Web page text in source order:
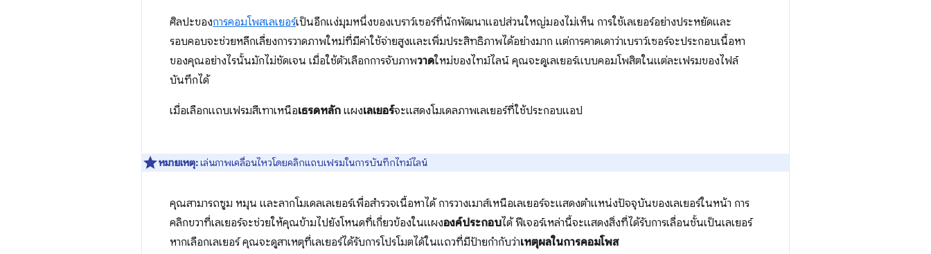
ศิลปะของการคอมโพสเลเยอร์เป็นอีกแง่มุมหนึ่งของเบราว์เซอร์ที่นักพัฒนาแอปส่วนใหญ่มองไม่เห็น การใช้เลเยอร์อย่างประหยัดและ
รอบคอบจะช่วยหลีกเลี่ยงการวาดภาพใหม่ที่มีค่าใช้จ่ายสูงและเพิ่มประสิทธิภาพได้อย่างมาก แต่การคาดเดาว่าเบราว์เซอร์จะประกอบเนื้อหา
ของคุณอย่างไรนั้นมักไม่ชัดเจน เมื่อใช้ตัวเลือกการจับภาพวาดใหม่ของไทม์ไลน์ คุณจะดูเลเยอร์แบบคอมโพสิตในแต่ละเฟรมของไฟล์
บันทึกได้
เมื่อเลือกแถบเฟรมสีเทาเหนือเธรดหลัก แผงเลเยอร์จะแสดงโมเดลภาพเลเยอร์ที่ใช้ประกอบแอป
หมายเหตุ:เล่นภาพเคลื่อนไหวโดยคลิกแถบเฟรมในการบันทึกไทม์ไลน์
คุณสามารถซูม หมุน และลากโมเดลเลเยอร์เพื่อสำรวจเนื้อหาได้ การวางเมาส์เหนือเลเยอร์จะแสดงตำแหน่งปัจจุบันของเลเยอร์ในหน้า การ
คลิกขวาที่เลเยอร์จะช่วยให้คุณข้ามไปยังโหนดที่เกี่ยวข้องในแผงองค์ประกอบได้ ฟีเจอร์เหล่านี้จะแสดงสิ่งที่ได้รับการเลื่อนชั้นเป็นเลเยอร์
หากเลือกเลเยอร์ คุณจะดูสาเหตุที่เลเยอร์ได้รับการโปรโมตได้ในแถวที่มีป้ายกำกับว่าเหตุผลในการคอมโพส